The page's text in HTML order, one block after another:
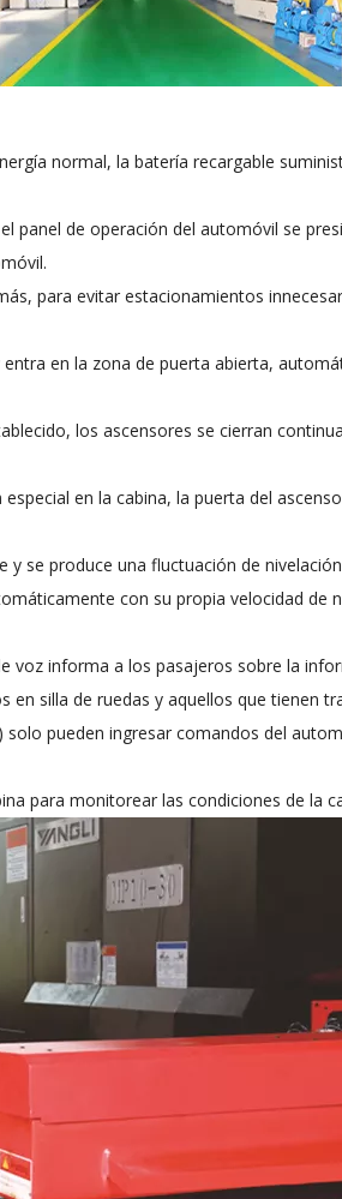
normal, la batería recargable
panel de operación del automóvil se
para evitar estacionamientos
en la zona de puerta abierta,
los ascensores se cierran
en la cabina, la puerta del
y se produce una fluctuación de
con su propia velocidad de
voz informa a los pasajeros sobre la
en silla de ruedas y aquellos que tienen
pueden ingresar comandos del
para monitorear las condiciones de la